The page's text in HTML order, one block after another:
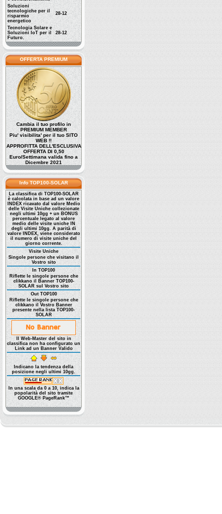
Soluzioni
tecnologiche per il
risparmio
energetico
28-12
Tecnologia Solare e
Soluzioni IoT per il
Futuro.
28-12
OFFERTA PREMIUM
Cambia il tuo profilo in
PREMIUM MEMBER
Piu' visibilita' per il tuo SITO
WEB !!
APPROFITTA DELL'ESCLUSIVA
OFFERTA DI 0,50
Euro/Settimana valida fino a
Dicembre 2021
Info TOP100-SOLAR
La classifica di TOP100-SOLAR
è calcolata in base ad un valore
INDEX ricavato dal valore Medio
delle Visite Uniche collezionate
negli ultimi 10gg + un BONUS
percentuale legato al valore
medio delle visite uniche IN
degli ultimi 10gg. A parità di
valore INDEX, viene considerato
il numero di visite uniche del
giorno corrente.
Visite Uniche
Singole persone che visitano il
Vostro sito
In TOP100
Riflette le singole persone che
clikkano il Banner TOP100-
SOLAR sul Vostro sito
Out TOP100
Riflette le singole persone che
clikkano il Vostro Banner
presente nella lista TOP100-
SOLAR
Il Web-Master del sito in
classifica non ha configurato un
Link ad un Banner Valido
Indicano la tendenza della
posizione negli ultimi 10gg.
In una scala da 0 a 10, indica la
popolarità del sito tramite
GOOGLE® PageRank™